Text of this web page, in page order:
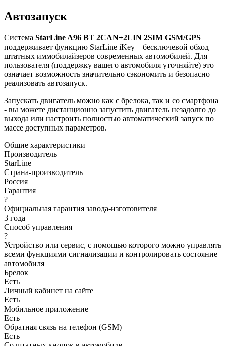
Автозапуск
Система StarLine A96 BT 2CAN+2LIN 2SIM GSM/GPS
поддерживает функцию StarLine iKey – бесключевой обход
штатных иммобилайзеров современных автомобилей. Для
пользователя (поддержку вашего автомобиля уточняйте) это
означает возможность значительно сэкономить и безопасно
реализовать автозапуск.
Запускать двигатель можно как с брелока, так и со смартфона
- вы можете дистанционно запустить двигатель незадолго до
выхода или настроить полностью автоматический запуск по
массе доступных параметров.
Общие характеристики
Производитель
StarLine
Страна-производитель
Россия
Гарантия
?
Официальная гарантия завода-изготовителя
3 года
Способ управления
?
Устройство или сервис, с помощью которого можно управлять
всеми функциями сигнализации и контролировать состояние
автомобиля
Брелок
Есть
Личный кабинет на сайте
Есть
Мобильное приложение
Есть
Обратная связь на телефон (GSM)
Есть